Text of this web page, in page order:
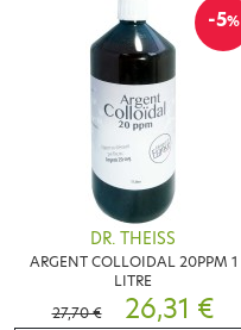
-5%
DR. THEISS
ARGENT COLLOIDAL 20PPM 1
LITRE
27,70 €
26,31 €